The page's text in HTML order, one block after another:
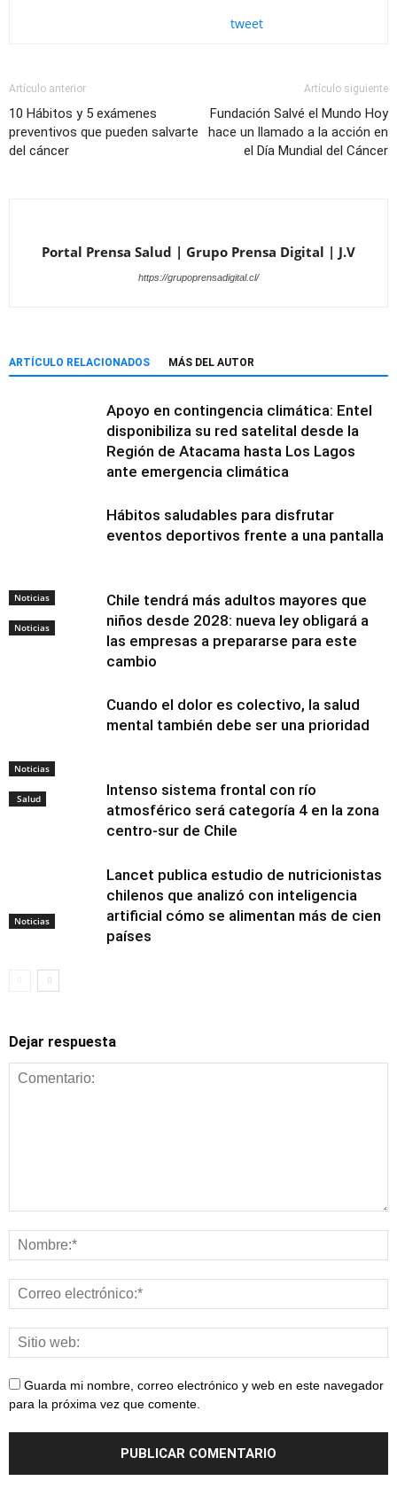
tweet
Artículo anterior
10 Hábitos y 5 exámenes
preventivos que pueden salvarte
del cáncer
Artículo siguiente
Fundación Salvé el Mundo Hoy
hace un llamado a la acción en
el Día Mundial del Cáncer
Portal Prensa Salud | Grupo Prensa Digital | J.V
https://grupoprensadigital.cl/
ARTÍCULO RELACIONADOS MÁS DEL AUTOR
Noticias
Apoyo en contingencia climática: Entel
disponibiliza su red satelital desde la
Región de Atacama hasta Los Lagos
ante emergencia climática
Noticias
Hábitos saludables para disfrutar
eventos deportivos frente a una pantalla
Noticias
Chile tendrá más adultos mayores que
niños desde 2028: nueva ley obligará a
las empresas a prepararse para este
cambio
Salud
Cuando el dolor es colectivo, la salud
mental también debe ser una prioridad
Noticias
Intenso sistema frontal con río
atmosférico será categoría 4 en la zona
centro-sur de Chile
Alimentación y
nutrición
Lancet publica estudio de nutricionistas
chilenos que analizó con inteligencia
artificial cómo se alimentan más de cien
países
Dejar respuesta
Guarda mi nombre, correo electrónico y web en este navegador
para la próxima vez que comente.